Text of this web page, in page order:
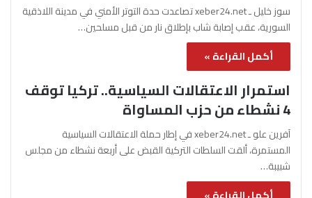
سوز خليل ـ xeber24.net تصاعدت حدة التوتر الأمني في مدينة اللاذقية
السورية، عقب إصابة شاب بإطلاق نار من قبل مسلحين…
أكمل القراءة »
استمرار الاعتقالات السياسية.. تركيا توقف
4 نشطاء من حزب المساواة
آفرين علو ـ xeber24.net في إطار حملة الاعتقالات السياسية
المستمرة، ألقت السلطات التركية القبض على أربعة نشطاء من مجلس
شبيبة…